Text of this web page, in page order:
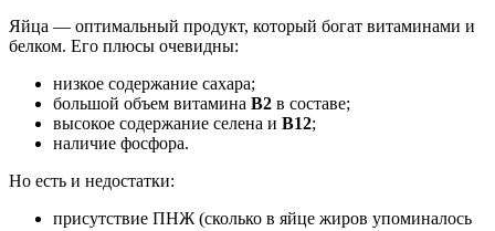
Яйца — оптимальный продукт, который богат витаминами и
белком. Его плюсы очевидны:
низкое содержание сахара;
большой объем витамина В2 в составе;
высокое содержание селена и В12;
наличие фосфора.
Но есть и недостатки:
присутствие ПНЖ (сколько в яйце жиров упоминалось